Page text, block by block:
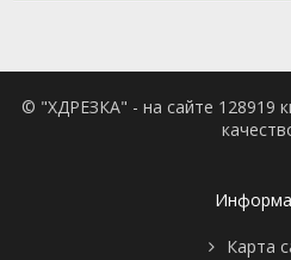
© "ХДРЕЗКА" - на сайте 128919
Карта